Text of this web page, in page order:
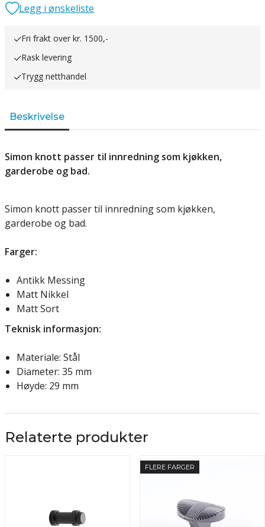
Legg i ønskeliste
Fri frakt over kr. 1500,-
Rask levering
Trygg netthandel
Beskrivelse
Simon knott passer til innredning som kjøkken,
garderobe og bad.
Simon knott passer til innredning som kjøkken,
garderobe og bad.
Farger:
Antikk Messing
Matt Nikkel
Matt Sort
Teknisk informasjon:
Materiale: Stål
Diameter: 35 mm
Høyde: 29 mm
Relaterte produkter
FLERE FARGER